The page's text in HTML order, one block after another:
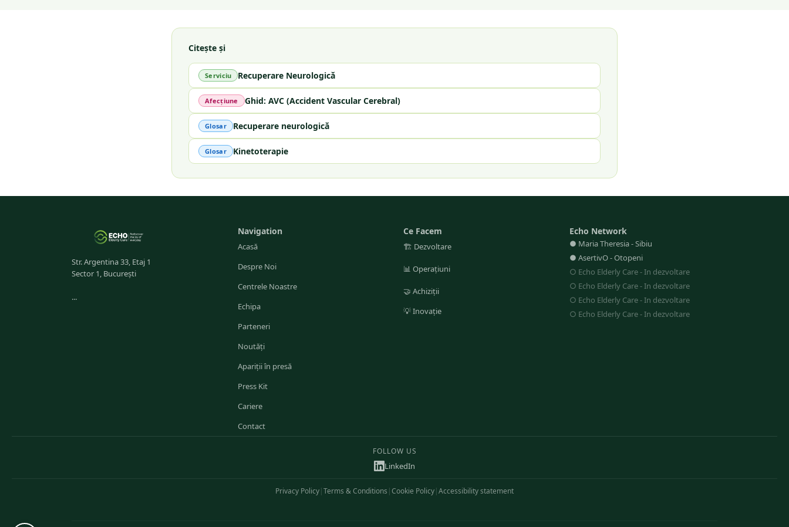
Citește și
Serviciu Recuperare Neurologică
Afecțiune Ghid: AVC (Accident Vascular Cerebral)
Glosar Recuperare neurologică
Glosar Kinetoterapie
Str. Argentina 33, Etaj 1
Sector 1, București
...
Navigation
Acasă
Despre Noi
Centrele Noastre
Echipa
Parteneri
Noutăți
Apariții în presă
Press Kit
Cariere
Contact
Ce Facem
🏗️ Dezvoltare
📊 Operațiuni
🤝 Achiziții
💡Inovație
Echo Network
● Maria Theresia-Sibiu
● AsertivO-Otopeni
○ Echo Elderly Care-In dezvoltare
○ Echo Elderly Care-In dezvoltare
○ Echo Elderly Care-In dezvoltare
○ Echo Elderly Care-In dezvoltare
FOLLOW US
LinkedIn
Privacy Policy|Terms & Conditions |Cookie Policy|Accessibility statement